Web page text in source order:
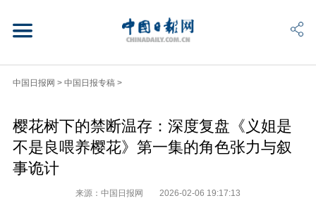
中国日报网 > 中国日报专稿 >
樱花树下的禁断温存：深度复盘《义姐是
不是良喂养樱花》第一集的角色张力与叙
事诡计
来源：中国日报网 2026-02-06 19:17:13